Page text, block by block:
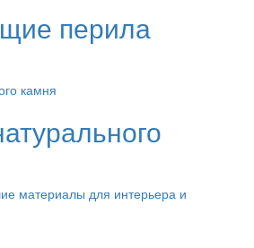
перила
материалы для интерьера и